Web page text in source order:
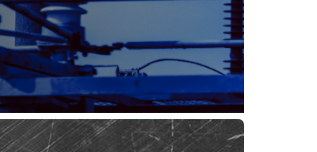
Модернизированная версия
масляного трансформатора,
идеально подходит для
промышленных объектов.